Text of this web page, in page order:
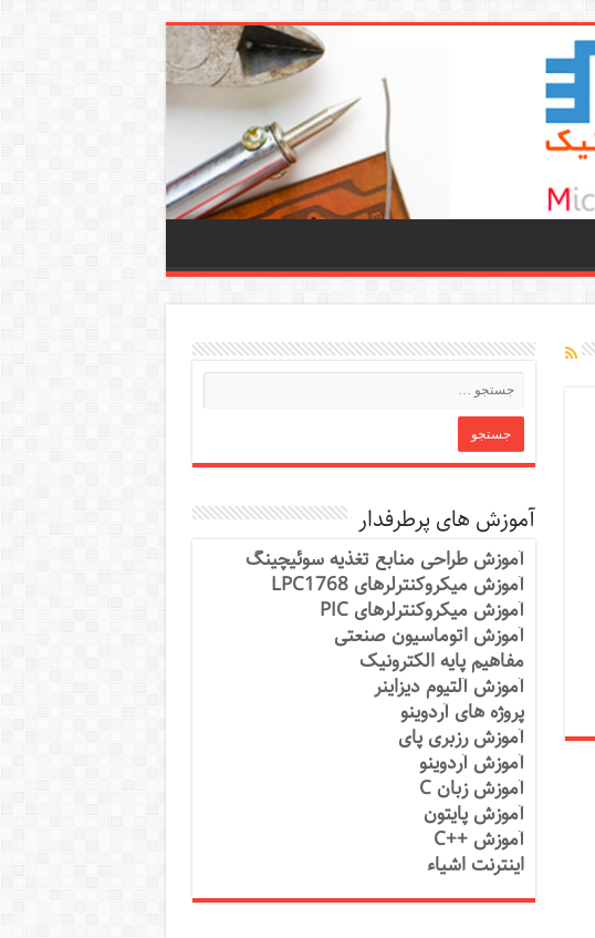
آموزش های پرطرفدار
آموزش طراحی منابع تغذیه سوئیچینگ
آموزش میکروکنترلرهای LPC1768
آموزش میکروکنترلرهای PIC
آموزش اتوماسیون صنعتی
مفاهیم پایه الکترونیک
آموزش آلتیوم دیزاینر
پروژه های آردوینو
آموزش رزبری پای
آموزش آردوینو
آموزش زبان C
آموزش پایتون
آموزش ++C
اینترنت اشیاء